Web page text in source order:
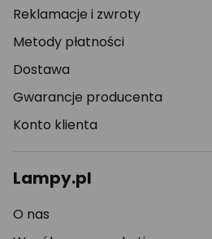
Reklamacje i zwroty
Metody płatności
Dostawa
Gwarancje producenta
Konto klienta
Lampy.pl
O nas